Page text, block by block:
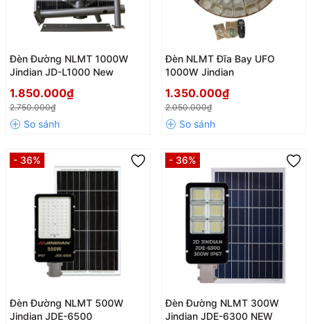
Đèn Đường NLMT 1000W
Jindian JD-L1000 New
1.850.000₫
2.750.000₫
Đèn NLMT Đĩa Bay UFO
1000W Jindian
1.350.000₫
2.050.000₫
- 36%
Đèn Đường NLMT 500W
Jindian JDE-6500
- 36%
Đèn Đường NLMT 300W
Jindian JDE-6300 NEW